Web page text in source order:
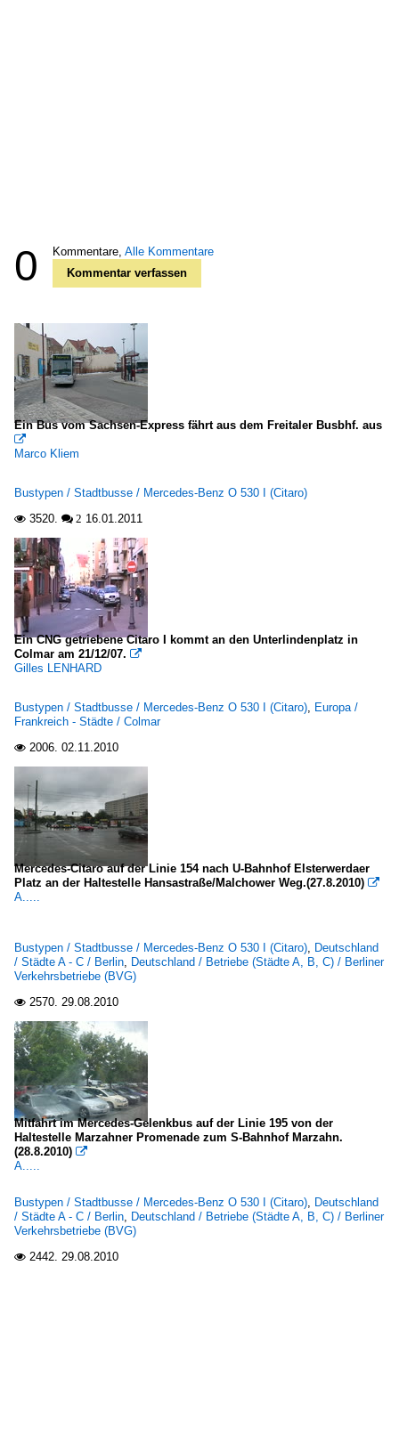
0 Kommentare, Alle Kommentare
Kommentar verfassen
Ein Bus vom Sachsen-Express fährt aus dem Freitaler Busbhf. aus

Marco Kliem
Bustypen / Stadtbusse / Mercedes-Benz O 530 I (Citaro)
 3520.  2 16.01.2011
Ein CNG getriebene Citaro I kommt an den Unterlindenplatz in
Colmar am 21/12/07. 
Gilles LENHARD
Bustypen / Stadtbusse / Mercedes-Benz O 530 I (Citaro), Europa /
Frankreich - Städte / Colmar
 2006. 02.11.2010
Mercedes-Citaro auf der Linie 154 nach U-Bahnhof Elsterwerdaer
Platz an der Haltestelle Hansastraße/Malchower Weg.(27.8.2010) 
A.....
Bustypen / Stadtbusse / Mercedes-Benz O 530 I (Citaro), Deutschland
/ Städte A - C / Berlin, Deutschland / Betriebe (Städte A, B, C) / Berliner
Verkehrsbetriebe (BVG)
 2570. 29.08.2010
Mitfahrt im Mercedes-Gelenkbus auf der Linie 195 von der
Haltestelle Marzahner Promenade zum S-Bahnhof Marzahn.
(28.8.2010) 
A.....
Bustypen / Stadtbusse / Mercedes-Benz O 530 I (Citaro), Deutschland
/ Städte A - C / Berlin, Deutschland / Betriebe (Städte A, B, C) / Berliner
Verkehrsbetriebe (BVG)
 2442. 29.08.2010